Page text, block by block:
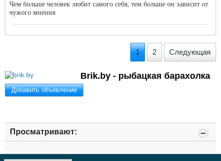
Чем больше человек любит самого себя, тем больше он зависит от
чужого мнения
1 2 Следующая
Brik.by - рыбацкая барахолка
Добавить объявление
Просматривают: